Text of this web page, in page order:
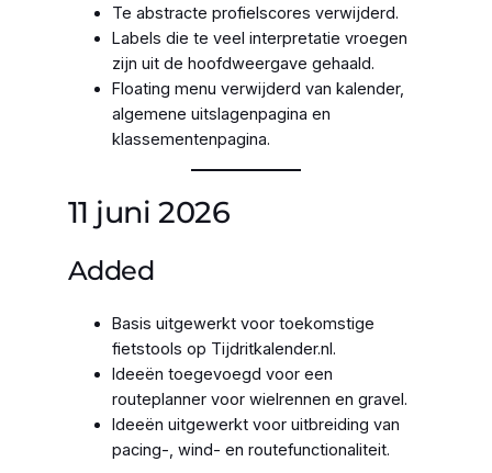
Te abstracte profielscores verwijderd.
Labels die te veel interpretatie vroegen
zijn uit de hoofdweergave gehaald.
Floating menu verwijderd van kalender,
algemene uitslagenpagina en
klassementenpagina.
11 juni 2026
Added
Basis uitgewerkt voor toekomstige
fietstools op Tijdritkalender.nl.
Ideeën toegevoegd voor een
routeplanner voor wielrennen en gravel.
Ideeën uitgewerkt voor uitbreiding van
pacing-, wind- en routefunctionaliteit.